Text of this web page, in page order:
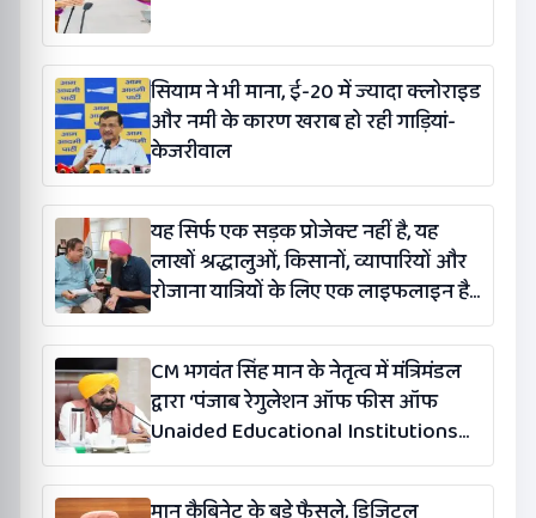
सियाम ने भी माना, ई-20 में ज्यादा क्लोराइड
और नमी के कारण खराब हो रही गाड़ियां-
केजरीवाल
यह सिर्फ एक सड़क प्रोजेक्ट नहीं है, यह
लाखों श्रद्धालुओं, किसानों, व्यापारियों और
रोजाना यात्रियों के लिए एक लाइफलाइन है:
कंग
CM भगवंत सिंह मान के नेतृत्व में मंत्रिमंडल
द्वारा ‘पंजाब रेगुलेशन ऑफ फीस ऑफ
Unaided Educational Institutions
(संशोधन) विधेयक-2026’ पास